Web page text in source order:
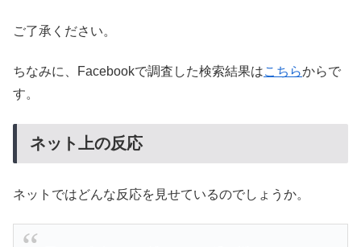
ご了承ください。
ちなみに、Facebookで調査した検索結果はこちらからで
す。
ネット上の反応
ネットではどんな反応を見せているのでしょうか。